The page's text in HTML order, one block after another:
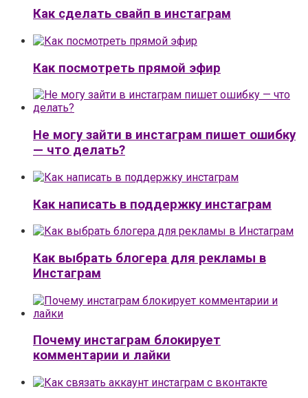
Как сделать свайп в инстаграм
Как посмотреть прямой эфир
Не могу зайти в инстаграм пишет ошибку
— что делать?
Как написать в поддержку инстаграм
Как выбрать блогера для рекламы в
Инстаграм
Почему инстаграм блокирует
комментарии и лайки